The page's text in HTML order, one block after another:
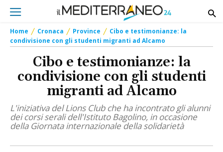
Home Cronaca Province
Cibo e testimonianze: la
condivisione con gli studenti migranti ad Alcamo
Cibo e testimonianze: la
condivisione con gli studenti
migranti ad Alcamo
L'iniziativa del Lions Club che ha incontrato gli alunni
dei corsi serali dell'Istituto Bagolino, in occasione
della Giornata internazionale della solidarietà